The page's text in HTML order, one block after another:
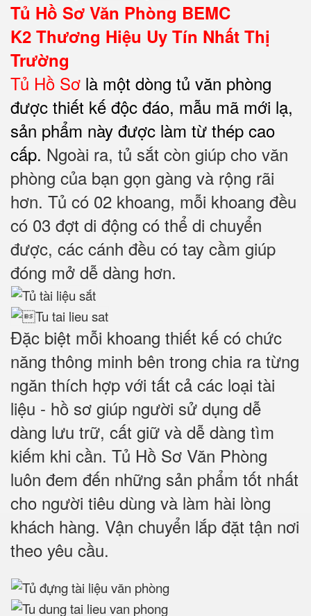
Tủ Hồ Sơ Văn Phòng BEMC
K2 Thương Hiệu Uy Tín Nhất Thị
Trường
Tủ Hồ Sơ là một dòng tủ văn phòng
được thiết kế độc đáo, mẫu mã mới lạ,
sản phẩm này được làm từ thép cao
cấp. Ngoài ra, tủ sắt còn giúp cho văn
phòng của bạn gọn gàng và rộng rãi
hơn. Tủ có 02 khoang, mỗi khoang đều
có 03 đợt di động có thể di chuyển
được, các cánh đều có tay cầm giúp
đóng mở dễ dàng hơn.
Đặc biệt mỗi khoang thiết kế có chức
năng thông minh bên trong chia ra từng
ngăn thích hợp với tất cả các loại tài
liệu - hồ sơ giúp người sử dụng dễ
dàng lưu trữ, cất giữ và dễ dàng tìm
kiếm khi cần. Tủ Hồ Sơ Văn Phòng
luôn đem đến những sản phẩm tốt nhất
cho người tiêu dùng và làm hài lòng
khách hàng. Vận chuyển lắp đặt tận nơi
theo yêu cầu.